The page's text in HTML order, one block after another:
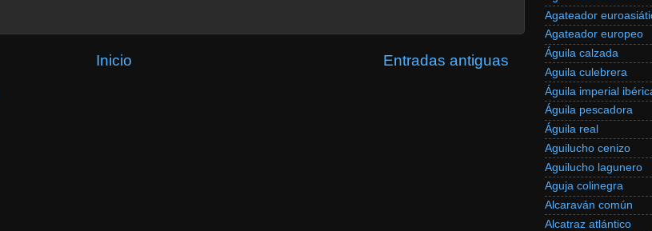
Entradas antiguas
Inicio
Agateador
Agateador europeo
Águila calzada
Aguila culebrera
Águila imperial
Águila pescadora
Águila real
Aguilucho cenizo
Aguilucho lagunero
Aguja colinegra
Alcaraván común
Alcatraz atlántico